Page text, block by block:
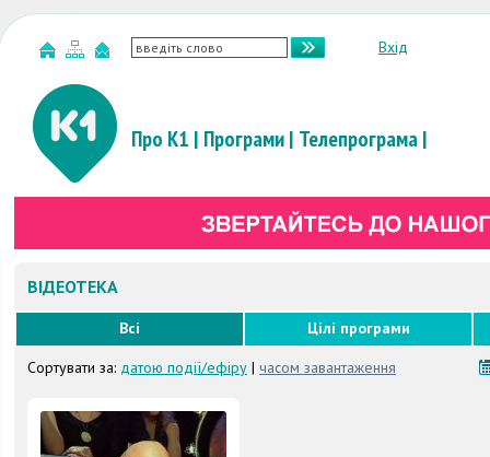
Вхід
Про К1 | Програми| Телепрограма|
ВІДЕОТЕКА
Всі
Цілі програми
Сортувати за: датою події/ефіру | часом завантаження